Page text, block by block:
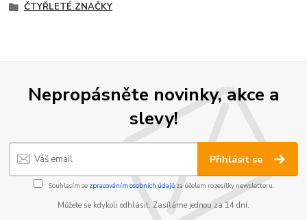
ČTYŘLETÉ ZNAČKY
Nepropásněte novinky, akce a
slevy!
Přihlásit se
Souhlasím se zpracováním osobních údajůza účelem rozesílky newsletteru.
Můžete se kdykoli odhlásit. Zasíláme jednou za 14 dní.